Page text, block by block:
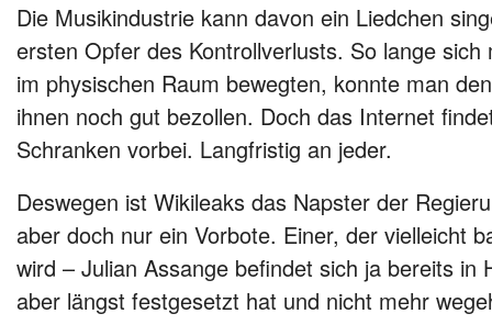
Die Musikindustrie kann davon ein Liedchen
ersten Opfer des Kontrollverlusts. So lange sich
im physischen Raum bewegten, konnte man
ihnen noch gut bezollen. Doch das Internet
Schranken vorbei. Langfristig an jeder.
Deswegen ist Wikileaks das Napster der
aber doch nur ein Vorbote. Einer, der vielleicht
wird – Julian Assange befindet sich ja bereits in
aber längst festgesetzt hat und nicht mehr